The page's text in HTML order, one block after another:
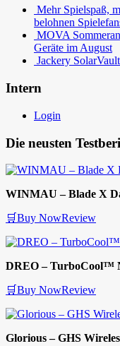
Mehr Spielspaß,
belohnen
MOVA
Geräte im August
Jackery
Intern
Login
Die neusten
WINMAU – Blade X
🛒Buy NowReview
DREO – TurboCool™
🛒Buy NowReview
Glorious – GHS